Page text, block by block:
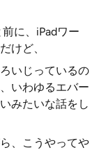
に、iPadワー
けど、
いじっているの
いわゆるエバー
みたいな話をし
、こうやってや